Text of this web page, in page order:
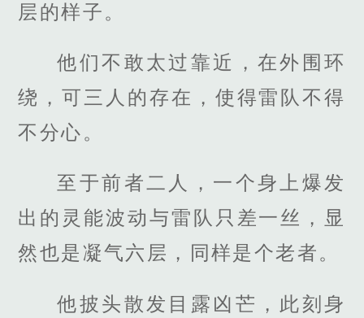
层的样子。
他们不敢太过靠近，在外围环
绕，可三人的存在，使得雷队不得
不分心。
至于前者二人，一个身上爆发
出的灵能波动与雷队只差一丝，显
然也是凝气六层，同样是个老者。
他披头散发目露凶芒，此刻身